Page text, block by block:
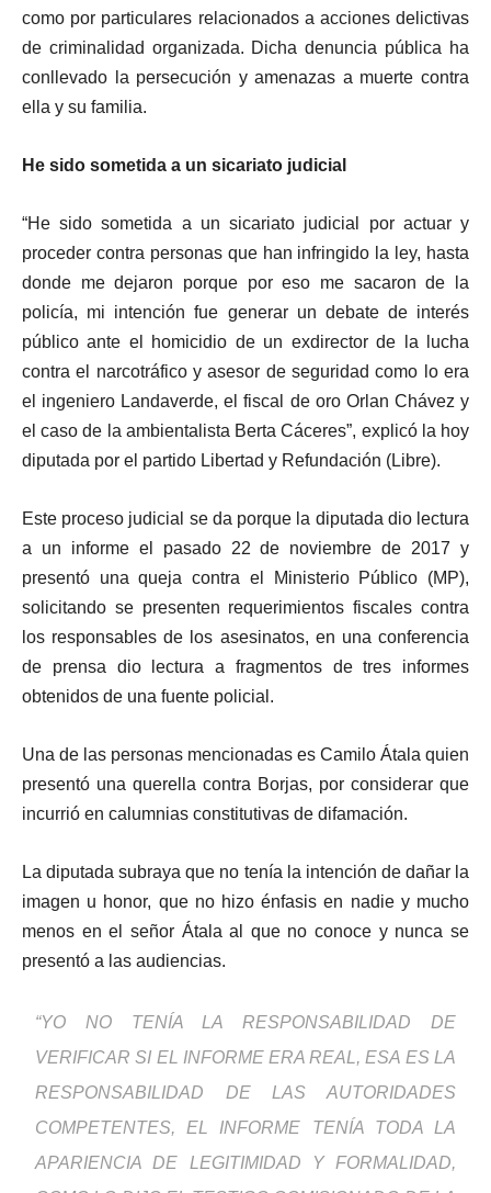
como por particulares relacionados a acciones delictivas
de criminalidad organizada. Dicha denuncia pública ha
conllevado la persecución y amenazas a muerte contra
ella y su familia.
He sido sometida a un sicariato judicial
“He sido sometida a un sicariato judicial por actuar y
proceder contra personas que han infringido la ley, hasta
donde me dejaron porque por eso me sacaron de la
policía, mi intención fue generar un debate de interés
público ante el homicidio de un exdirector de la lucha
contra el narcotráfico y asesor de seguridad como lo era
el ingeniero Landaverde, el fiscal de oro Orlan Chávez y
el caso de la ambientalista Berta Cáceres”, explicó la hoy
diputada por el partido Libertad y Refundación (Libre).
Este proceso judicial se da porque la diputada dio lectura
a un informe el pasado 22 de noviembre de 2017 y
presentó una queja contra el Ministerio Público (MP),
solicitando se presenten requerimientos fiscales contra
los responsables de los asesinatos, en una conferencia
de prensa dio lectura a fragmentos de tres informes
obtenidos de una fuente policial.
Una de las personas mencionadas es Camilo Átala quien
presentó una querella contra Borjas, por considerar que
incurrió en calumnias constitutivas de difamación.
La diputada subraya que no tenía la intención de dañar la
imagen u honor, que no hizo énfasis en nadie y mucho
menos en el señor Átala al que no conoce y nunca se
presentó a las audiencias.
“YO NO TENÍA LA RESPONSABILIDAD DE
VERIFICAR SI EL INFORME ERA REAL, ESA ES LA
RESPONSABILIDAD DE LAS AUTORIDADES
COMPETENTES, EL INFORME TENÍA TODA LA
APARIENCIA DE LEGITIMIDAD Y FORMALIDAD,